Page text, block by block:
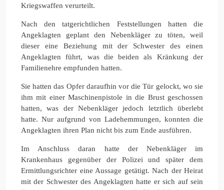
Kriegswaffen verurteilt.
Nach den tatgerichtlichen Feststellungen hatten die
Angeklagten geplant den Nebenkläger zu töten, weil
dieser eine Beziehung mit der Schwester des einen
Angeklagten führt, was die beiden als Kränkung der
Familienehre empfunden hatten.
Sie hatten das Opfer daraufhin vor die Tür gelockt, wo sie
ihm mit einer Maschinenpistole in die Brust geschossen
hatten, was der Nebenkläger jedoch letztlich überlebt
hatte. Nur aufgrund von Ladehemmungen, konnten die
Angeklagten ihren Plan nicht bis zum Ende ausführen.
Im Anschluss daran hatte der Nebenkläger im
Krankenhaus gegenüber der Polizei und später dem
Ermittlungsrichter eine Aussage getätigt. Nach der Heirat
mit der Schwester des Angeklagten hatte er sich auf sein